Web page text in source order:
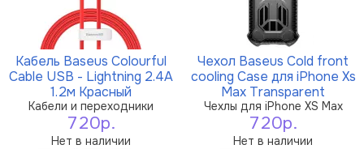
Кабель Baseus Colourful
Cable USB - Lightning 2.4A
1.2м Красный
Кабели и переходники
720р.
Нет в наличии
Чехол Baseus Cold front
cooling Case для iPhone Xs
Max Transparent
Чехлы для iPhone XS Max
720р.
Нет в наличии